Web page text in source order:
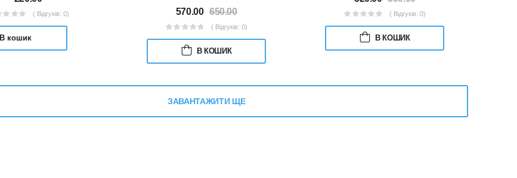
( Відгуків: 0)
В кошик
570.00 650.00
( Відгуків: 0)
В КОШИК
( Відгуків: 0)
В КОШИК
ЗАВАНТАЖИТИ ЩЕ